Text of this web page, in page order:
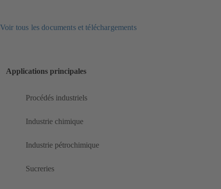
Voir tous les documents et téléchargements
Applications principales
Procédés industriels
Industrie chimique
Industrie pétrochimique
Sucreries